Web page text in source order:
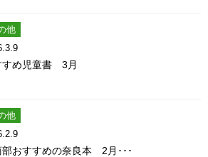
他
すめ児童書 3月
他
部おすすめの奈良本 2月･･･